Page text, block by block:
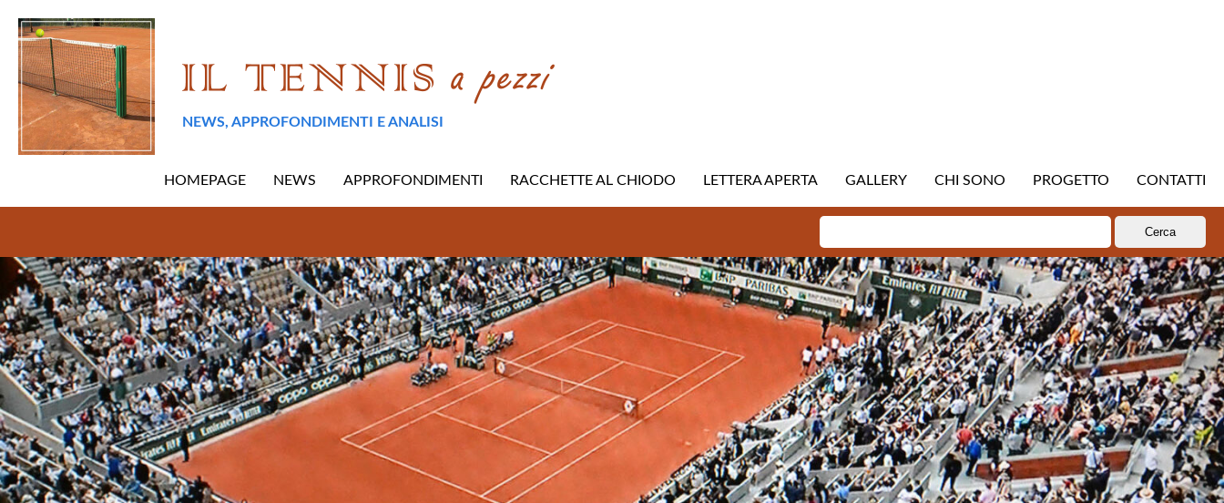
NEWS, APPROFONDIMENTI E ANALISI
HOMEPAGE NEWS APPROFONDIMENTI RACCHETTE AL CHIODO LETTERA APERTA GALLERY CHI SONO PROGETTO CONTATTI
per: